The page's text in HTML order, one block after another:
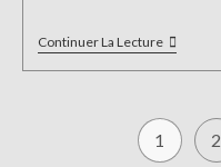
Continuer La LectureCrème
Glacée
À
1 2